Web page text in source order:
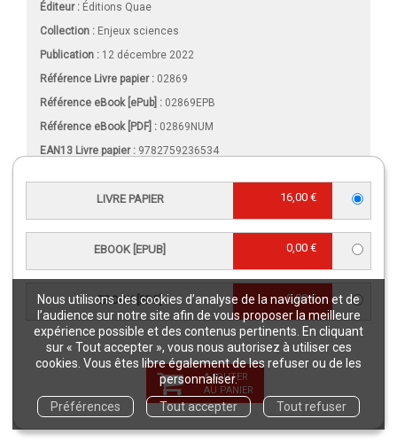
Nous utilisons des cookies d’analyse de la navigation et de
l’audience sur notre site afin de vous proposer la meilleure
expérience possible et des contenus pertinents. En cliquant
sur « Tout accepter », vous nous autorisez à utiliser ces
cookies. Vous êtes libre également de les refuser ou de les
personnaliser.
Préférences
Tout accepter Tout refuser
LIVRE PAPIER 16,00 €
EBOOK [EPUB] 0,00 €
EBOOK [PDF] 0,00 €
AJOUTER
AU PANIER
Éditeur : Éditions Quae
Collection : Enjeux sciences
Publication : 12 décembre 2022
Référence Livre papier : 02869
Référence eBook [ePub] : 02869EPB
Référence eBook [PDF] : 02869NUM
EAN13 Livre papier : 9782759236534
EAN13 eBook [PDF] :9782759236541
DOI eBook [PDF] : 10.35690/978-2-7592-3654-1
Noir & blanc
Format (en mm):120 x 190
Nombre de pages Livre papier :168
Nombre de pages eBook [PDF]:168
Poids (en grammes) :190
Comment lire un eBook ?
Taille(s) :2,71 Mo (ePub), 5,55 Mo (PDF)